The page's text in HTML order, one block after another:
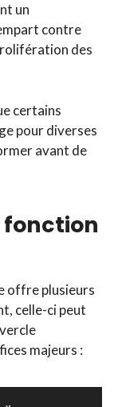
un
contre
des
certains
pour diverses
avant de
fonction
offre plusieurs
celle-ci peut
majeurs :